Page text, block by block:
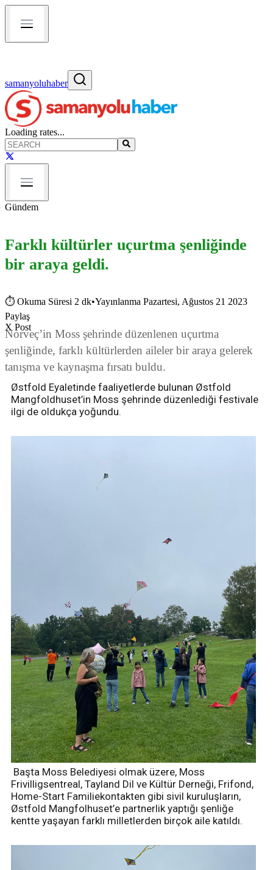
samanyoluhaber
Loading rates...
Gündem
Farklı kültürler uçurtma şenliğinde
bir araya geldi.
⏱ Okuma Süresi 2 dk•Yayınlanma Pazartesi, Ağustos 21 2023
Paylaş
X Post
Norveç’in Moss şehrinde düzenlenen uçurtma
şenliğinde, farklı kültürlerden aileler bir araya gelerek
tanışma ve kaynaşma fırsatı buldu.
Østfold Eyaletinde faaliyetlerde bulunan Østfold
Mangfoldhuset’in Moss şehrinde düzenlediği festivale
ilgi de oldukça yoğundu.
Başta Moss Belediyesi olmak üzere, Moss
Frivilligsentreal, Tayland Dil ve Kültür Derneği, Frifond,
Home-Start Familiekontakten gibi sivil kuruluşların,
Østfold Mangfolhuset’e partnerlik yaptığı şenliğe
kentte yaşayan farklı milletlerden birçok aile katıldı.